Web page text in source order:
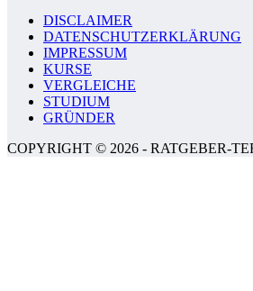
DISCLAIMER
DATENSCHUTZERKLÄRUNG
IMPRESSUM
KURSE
VERGLEICHE
STUDIUM
GRÜNDER
COPYRIGHT © 2026 - RATGEBER-